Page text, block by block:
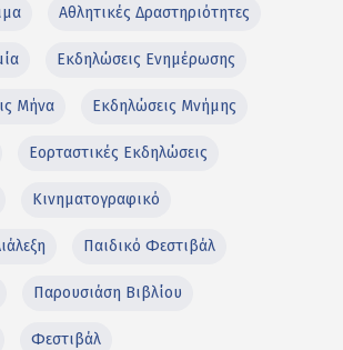
Αθλητικές Δραστηριότητες
Εκδηλώσεις Ενημέρωσης
Μήνα Εκδηλώσεις Μνήμης
Εορταστικές Εκδηλώσεις
Κινηματογραφικό
Παιδικό Φεστιβάλ
Παρουσιάση Βιβλίου
Φεστιβάλ